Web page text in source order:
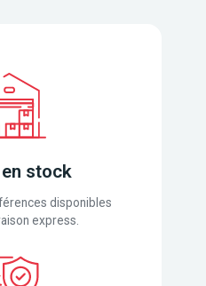
stock
disponibles
express.